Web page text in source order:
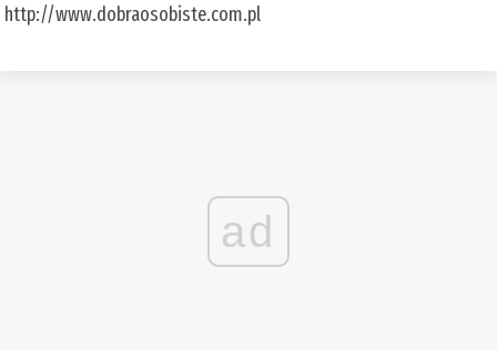
http://www.dobraosobiste.com.pl
ad